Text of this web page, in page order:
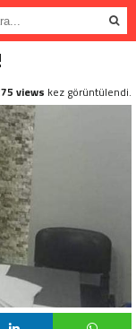
views kez görüntülendi.